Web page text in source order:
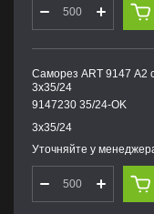
Саморез ART 9147 А2
3х35/24
9147230 35/24-OK
3х35/24
Уточняйте у